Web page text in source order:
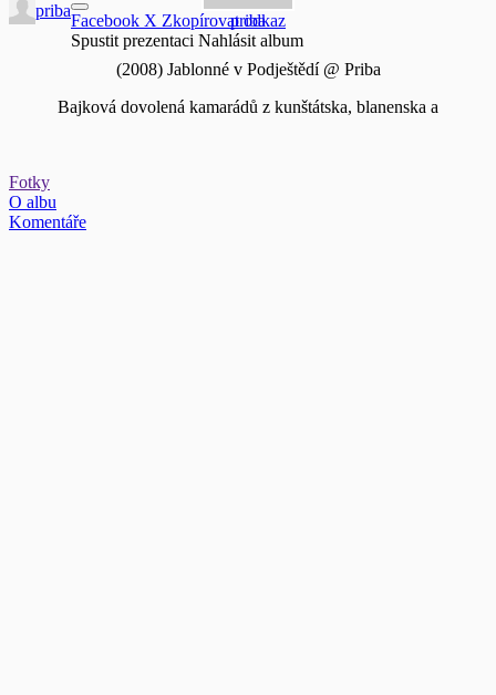
priba
(2008) Jablonné v Podještědí @ Priba
Bajková dovolená kamarádů z kunštátska, blanenska a
priba
Facebook X Zkopírovat odkaz
Spustit prezentaci Nahlásit album
Fotky
O albu
Komentáře